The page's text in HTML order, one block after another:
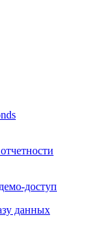
демо-доступ
данных